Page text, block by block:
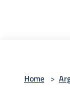
Home >